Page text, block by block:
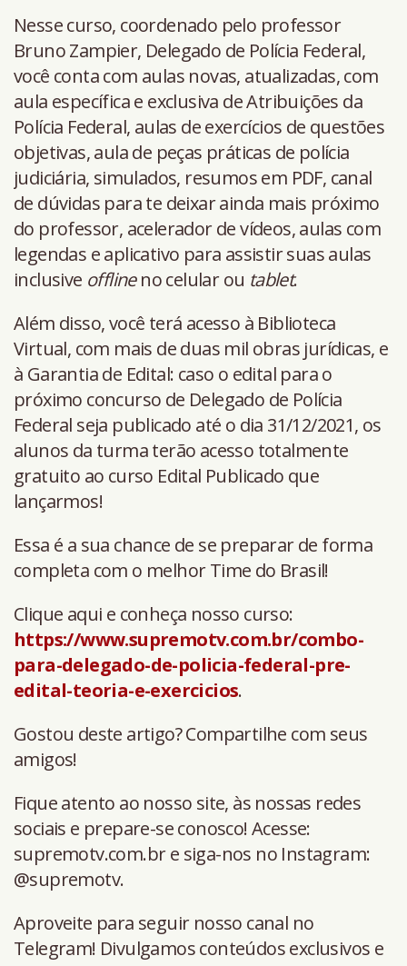
Nesse curso, coordenado pelo professor
Bruno Zampier, Delegado de Polícia Federal,
você conta com aulas novas, atualizadas, com
aula específica e exclusiva de Atribuições da
Polícia Federal, aulas de exercícios de questões
objetivas, aula de peças práticas de polícia
judiciária, simulados, resumos em PDF, canal
de dúvidas para te deixar ainda mais próximo
do professor, acelerador de vídeos, aulas com
legendas e aplicativo para assistir suas aulas
inclusive offlineno celular ou tablet.
Além disso, você terá acesso à Biblioteca
Virtual, com mais de duas mil obras jurídicas, e
à Garantia de Edital: caso o edital para o
próximo concurso de Delegado de Polícia
Federal seja publicado até o dia 31/12/2021, os
alunos da turma terão acesso totalmente
gratuito ao curso Edital Publicado que
lançarmos!
Essa é a sua chance de se preparar de forma
completa com o melhor Time do Brasil!
Clique aqui e conheça nosso curso:
https://www.supremotv.com.br/combo-
para-delegado-de-policia-federal-pre-
edital-teoria-e-exercicios.
Gostou deste artigo? Compartilhe com seus
amigos!
Fique atento ao nosso site, às nossas redes
sociais e prepare-se conosco! Acesse:
supremotv.com.br e siga-nos no Instagram:
@supremotv.
Aproveite para seguir nosso canal no
Telegram! Divulgamos conteúdos exclusivos e